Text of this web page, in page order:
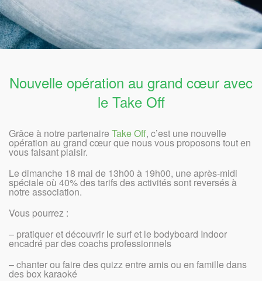
Nouvelle opération au grand cœur avec
le Take Off
Grâce à notre partenaire Take Off, c’est une nouvelle
opération au grand cœur que nous vous proposons tout en
vous faisant plaisir.
Le dimanche 18 mai de 13h00 à 19h00, une après-midi
spéciale où 40% des tarifs des activités sont reversés à
notre association.
Vous pourrez :
– pratiquer et découvrir le surf et le bodyboard Indoor
encadré par des coachs professionnels
– chanter ou faire des quizz entre amis ou en famille dans
des box karaoké